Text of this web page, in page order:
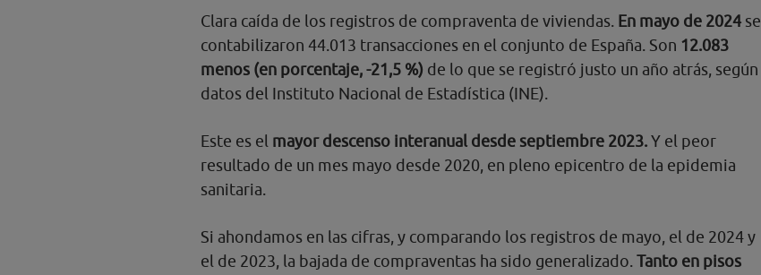
Clara caída de los registros de compraventa de viviendas. En mayo de 2024 se
contabilizaron 44.013 transacciones en el conjunto de España. Son 12.083
menos (en porcentaje, -21,5 %) de lo que se registró justo un año atrás, según
datos del Instituto Nacional de Estadística (INE).
Este es el mayor descenso interanual desde septiembre 2023.Y el peor
resultado de un mes mayo desde 2020, en pleno epicentro de la epidemia
sanitaria.
Si ahondamos en las cifras, y comparando los registros de mayo, el de 2024 y
el de 2023, la bajada de compraventas ha sido generalizado. Tanto en pisos